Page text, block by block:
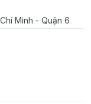
Minh - Quận 6